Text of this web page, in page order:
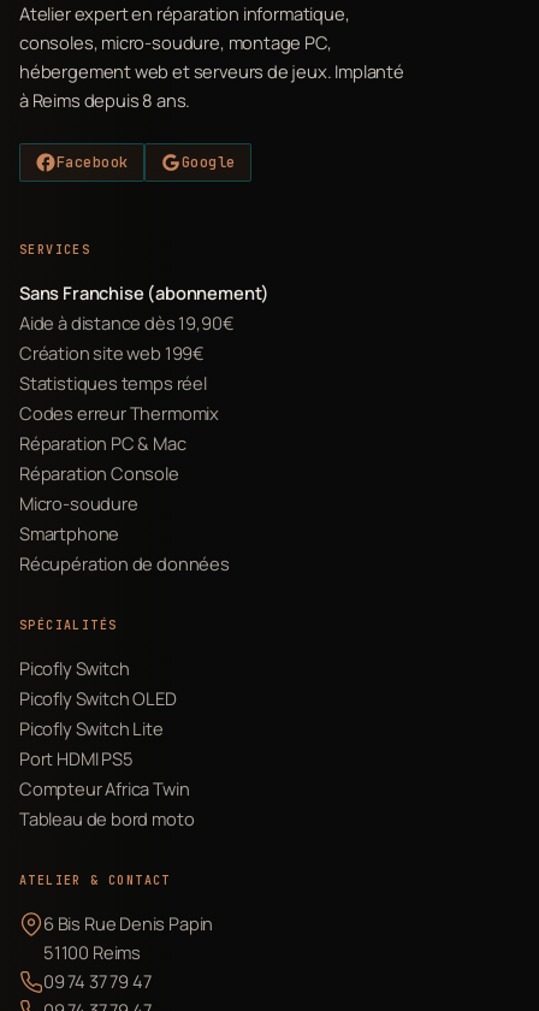
Atelier expert en réparation informatique,
consoles, micro-soudure, montage PC,
hébergement web et serveurs de jeux. Implanté
à Reims depuis 8 ans.
Facebook Google
SERVICES
Sans Franchise (abonnement)
Aide à distance dès 19,90€
Création site web 199€
Statistiques temps réel
Codes erreur Thermomix
Réparation PC & Mac
Réparation Console
Micro-soudure
Smartphone
Récupération de données
SPÉCIALITÉS
Picofly Switch
Picofly Switch OLED
Picofly Switch Lite
Port HDMI PS5
Compteur Africa Twin
Tableau de bord moto
ATELIER & CONTACT
6 Bis Rue Denis Papin
51100 Reims
09 74 37 79 47